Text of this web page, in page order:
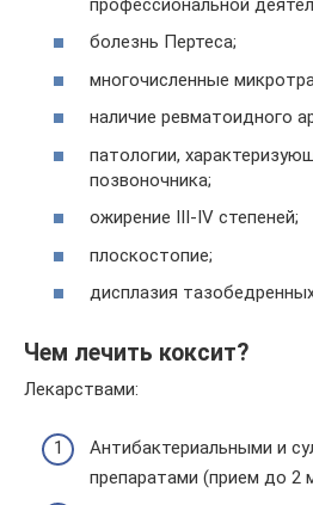
болезнь Пертеса;
многочисленные
наличие ревматоидного
патологии,
позвоночника;
ожирение III-IV степеней;
плоскостопие;
дисплазия
Чем лечить коксит?
Лекарствами:
Антибактериальными и
препаратами (прием до 2